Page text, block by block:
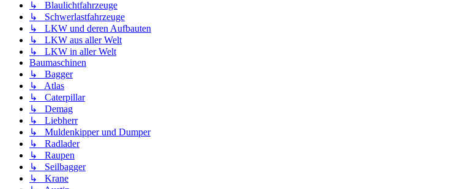
↳ Blaulichtfahrzeuge
↳ Schwerlastfahrzeuge
↳ LKW und deren Aufbauten
↳ LKW aus aller Welt
↳ LKW in aller Welt
Baumaschinen
↳ Bagger
↳ Atlas
↳ Caterpillar
↳ Demag
↳ Liebherr
↳ Muldenkipper und Dumper
↳ Radlader
↳ Raupen
↳ Seilbagger
↳ Krane